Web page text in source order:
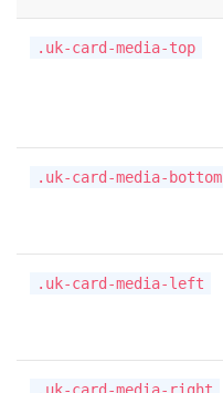
.uk-card-media-top
.uk-card-media-bottom
.uk-card-media-left